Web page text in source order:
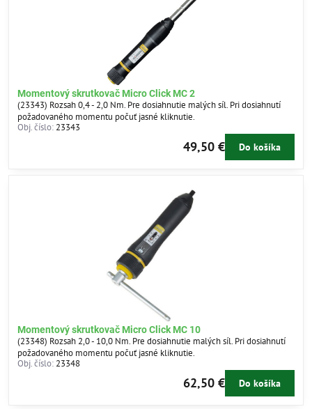
Momentový skrutkovač Micro Click MC 2
(23343) Rozsah 0,4 - 2,0 Nm. Pre dosiahnutie malých síl. Pri dosiahnutí
požadovaného momentu počuť jasné kliknutie.
Obj. číslo: 23343
49,50 € Do košíka
Momentový skrutkovač Micro Click MC 10
(23348) Rozsah 2,0 - 10,0 Nm. Pre dosiahnutie malých síl. Pri dosiahnutí
požadovaného momentu počuť jasné kliknutie.
Obj. číslo: 23348
62,50 € Do košíka